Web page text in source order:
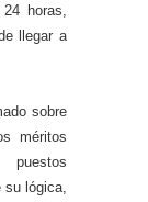
horas,
llegar a
sobre
méritos
lógica,